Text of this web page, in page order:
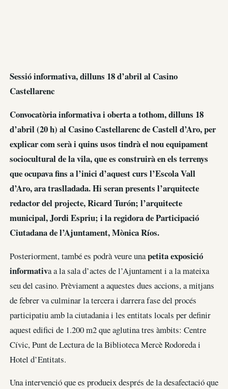
Sessió informativa, dilluns 18 d’abril al Casino
Castellarenc
Convocatòria informativa i oberta a tothom, dilluns 18
d’abril (20 h) al Casino Castellarenc de Castell d’Aro, per
explicar com serà i quins usos tindrà el nou equipament
sociocultural de la vila, que es construirà en els terrenys
que ocupava fins a l’inici d’aquest curs l’Escola Vall
d’Aro, ara traslladada. Hi seran presents l’arquitecte
redactor del projecte, Ricard Turón; l’arquitecte
municipal, Jordi Espriu; i la regidora de Participació
Ciutadana de l’Ajuntament, Mònica Ríos.
Posteriorment, també es podrà veure unapetita exposició
informativa a la sala d’actes de l’Ajuntament i a la mateixa
seu del casino. Prèviament a aquestes dues accions, a mitjans
de febrer va culminar la tercera i darrera fase del procés
participatiu amb la ciutadania i les entitats locals per definir
aquest edifici de 1.200 m2 que aglutina tres àmbits: Centre
Cívic, Punt de Lectura de la Biblioteca Mercè Rodoreda i
Hotel d’Entitats.
Una intervenció que es produeix després de la desafectació que